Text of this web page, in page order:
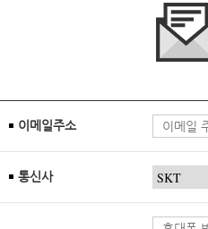
이메일주소
통신사